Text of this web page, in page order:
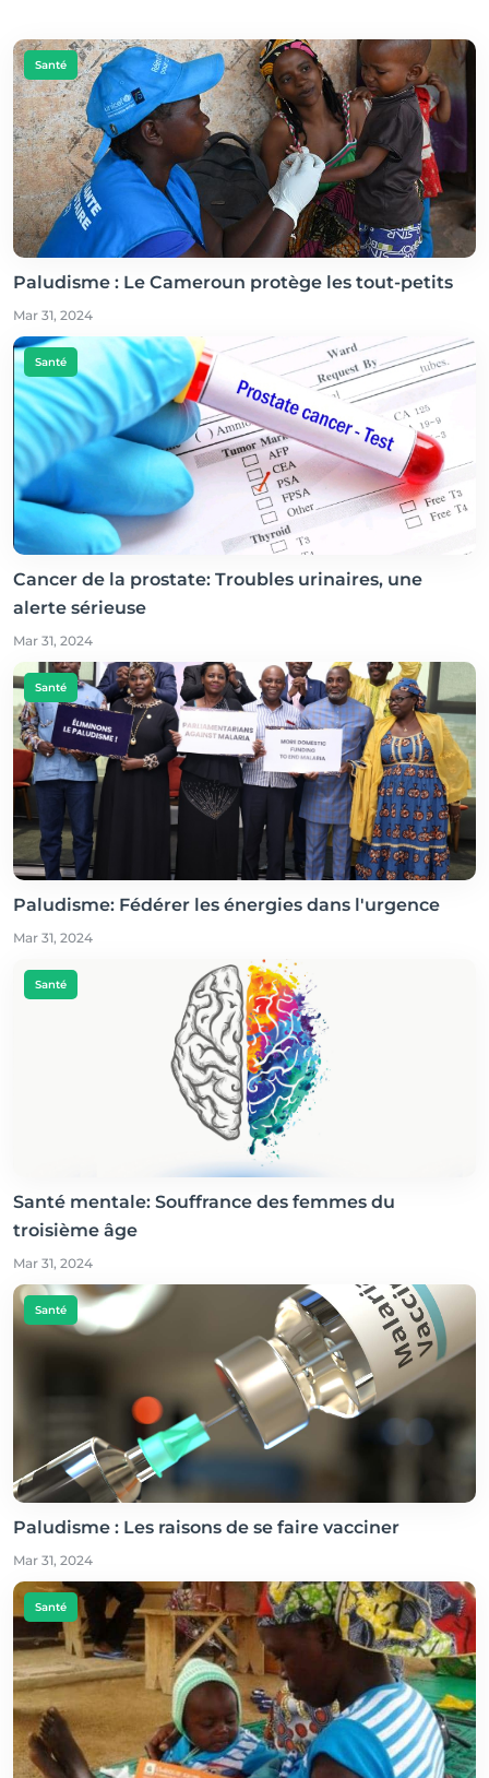
Santé
Paludisme : Le Cameroun protège les tout-petits
Mar 31, 2024
Santé
Cancer de la prostate: Troubles urinaires, une
alerte sérieuse
Mar 31, 2024
Santé
Paludisme: Fédérer les énergies dans l'urgence
Mar 31, 2024
Santé
Santé mentale: Souffrance des femmes du
troisième âge
Mar 31, 2024
Santé
Paludisme : Les raisons de se faire vacciner
Mar 31, 2024
Santé